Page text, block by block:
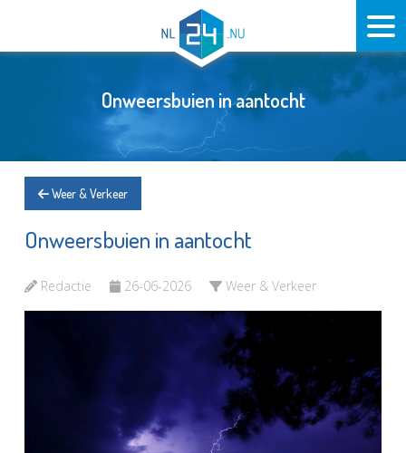
Onweersbuien in aantocht
Weer & Verkeer
Onweersbuien in aantocht
Redactie 26-06-2026 Weer & Verkeer